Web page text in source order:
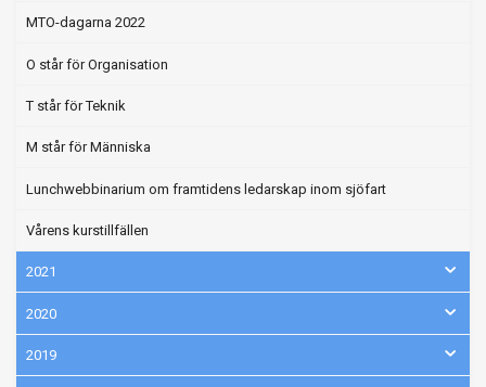
MTO-dagarna 2022
O står för Organisation
T står för Teknik
M står för Människa
Lunchwebbinarium om framtidens ledarskap inom sjöfart
Vårens kurstillfällen
2021
2020
2019